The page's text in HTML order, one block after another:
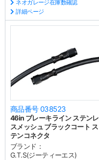
ネオガレージ在庫数確認
詳細ページ
商品番号 038523
46in ブレーキライン ステンレ
スメッシュ ブラックコート ス
テンコネクタ
ブランド：
G.T.S(ジーティーエス)